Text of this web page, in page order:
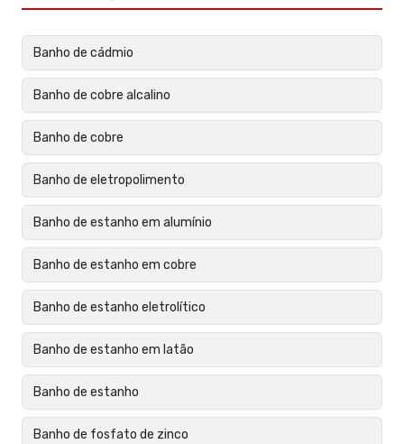
Banho de cádmio
Banho de cobre alcalino
Banho de cobre
Banho de eletropolimento
Banho de estanho em alumínio
Banho de estanho em cobre
Banho de estanho eletrolítico
Banho de estanho em latão
Banho de estanho
Banho de fosfato de zinco